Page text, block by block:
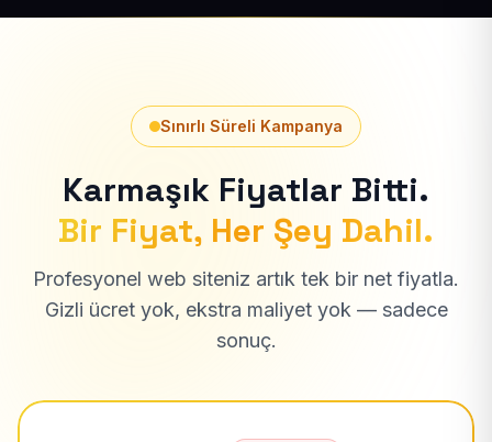
Sınırlı Süreli Kampanya
Karmaşık Fiyatlar Bitti.
Bir Fiyat, Her Şey Dahil.
Profesyonel web siteniz artık tek bir net fiyatla.
Gizli ücret yok, ekstra maliyet yok — sadece
sonuç.